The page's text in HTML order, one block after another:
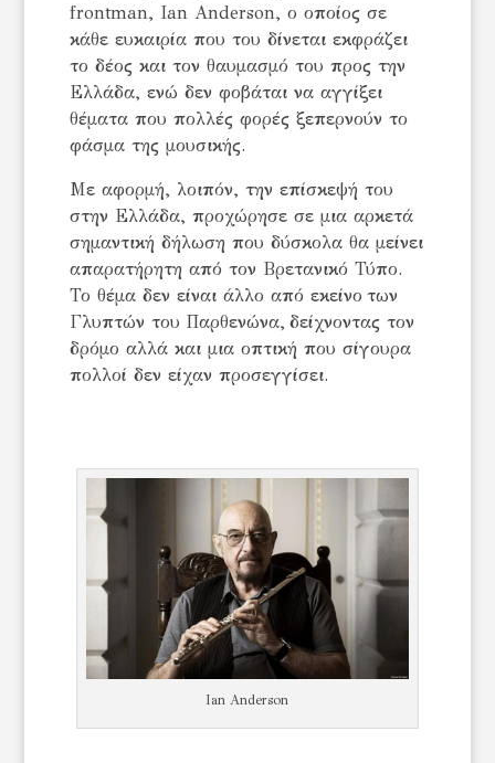
frontman, Ian Anderson, ο οποίος σε
κάθε ευκαιρία που του δίνεται εκφράζει
το δέος και τον θαυμασμό του προς την
Ελλάδα, ενώ δεν φοβάται να αγγίξει
θέματα που πολλές φορές ξεπερνούν το
φάσμα της μουσικής.
Με αφορμή, λοιπόν, την επίσκεψή του
στην Ελλάδα, προχώρησε σε μια αρκετά
σημαντική δήλωση που δύσκολα θα μείνει
απαρατήρητη από τον Βρετανικό Τύπο.
Το θέμα δεν είναι άλλο από εκείνο των
Γλυπτών του Παρθενώνα, δείχνοντας τον
δρόμο αλλά και μια οπτική που σίγουρα
πολλοί δεν είχαν προσεγγίσει.
Ian Anderson